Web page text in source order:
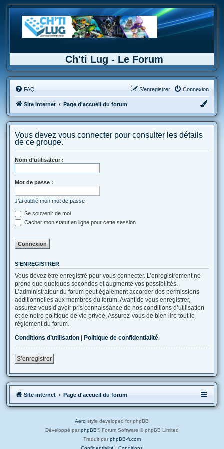
Ch'ti Lug - Le Forum
FAQ Connexion
S’enregistrer
Site internet Page d'accueil du forum
Vous devez vous connecter pour consulter les détails
de ce groupe.
Nom d’utilisateur :
Mot de passe :
J’ai oublié mon mot de passe
Se souvenir de moi
Cacher mon statut en ligne pour cette session
S’ENREGISTRER
Vous devez être enregistré pour vous connecter. L’enregistrement ne
prend que quelques secondes et augmente vos possibilités.
L’administrateur du forum peut également accorder des permissions
additionnelles aux membres du forum. Avant de vous enregistrer,
assurez-vous d’avoir pris connaissance de nos conditions d’utilisation
et de notre politique de vie privée. Assurez-vous de bien lire tout le
règlement du forum.
Conditions d’utilisation | Politique de confidentialité
S’enregistrer
Site internet Page d'accueil du forum
Aero style developed for phpBB
Développé par phpBB® Forum Software © phpBB Limited
Traduit par phpBB-fr.com